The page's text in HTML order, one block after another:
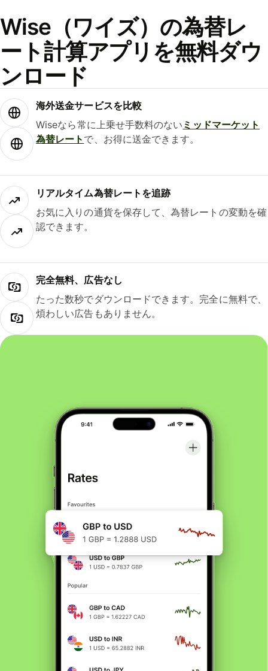
Wise（ワイズ）の為替レ
ート計算アプリを無料ダウ
ンロード
海外送金サービスを比較
Wiseなら常に上乗せ手数料のない ミッドマーケット
為替レート で、お得に送金できます。
リアルタイム為替レートを追跡
お気に入りの通貨を保存して、為替レートの変動を確
認できます。
完全無料、広告なし
たった数秒でダウンロードできます。完全に無料で、
煩わしい広告もありません。